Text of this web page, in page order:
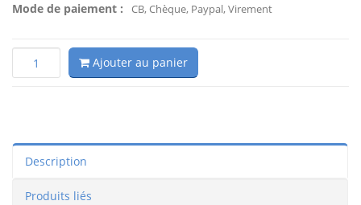
Mode de paiement : CB, Chèque, Paypal, Virement
Ajouter au panier
Description
Produits liés